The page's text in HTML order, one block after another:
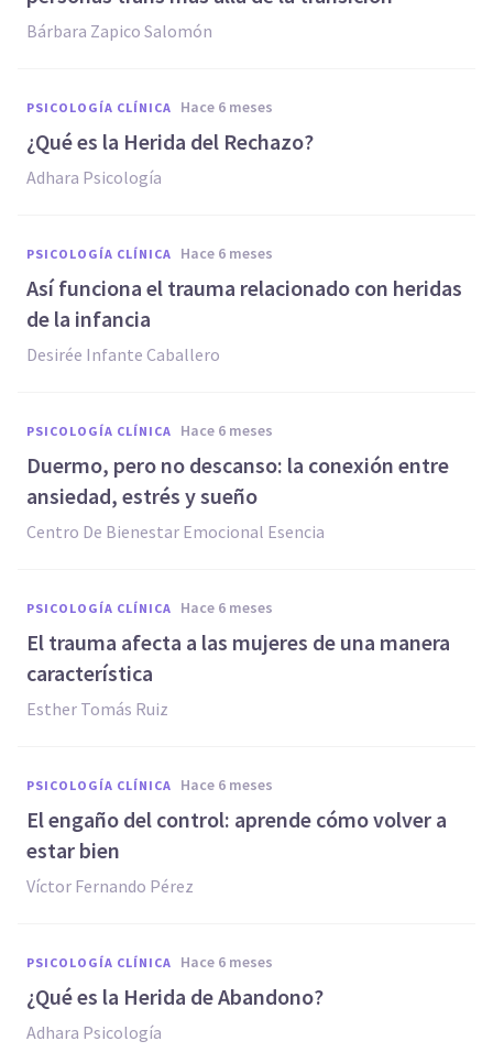
Bárbara Zapico Salomón
PSICOLOGÍA CLÍNICA hace 6 meses
¿Qué es la Herida del Rechazo?
Adhara Psicología
PSICOLOGÍA CLÍNICA hace 6 meses
Así funciona el trauma relacionado con heridas
de la infancia
Desirée Infante Caballero
PSICOLOGÍA CLÍNICA hace 6 meses
Duermo, pero no descanso: la conexión entre
ansiedad, estrés y sueño
Centro De Bienestar Emocional Esencia
PSICOLOGÍA CLÍNICA hace 6 meses
El trauma afecta a las mujeres de una manera
característica
Esther Tomás Ruiz
PSICOLOGÍA CLÍNICA hace 6 meses
El engaño del control: aprende cómo volver a
estar bien
Víctor Fernando Pérez
PSICOLOGÍA CLÍNICA hace 6 meses
¿Qué es la Herida de Abandono?
Adhara Psicología